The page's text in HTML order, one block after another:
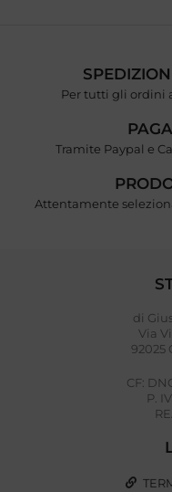
Per tutti gli ordini
Tramite Paypal e
Attentamente
di
Via
92025
CF:
P.